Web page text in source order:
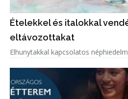
Ételekkel és italokkal
eltávozottakat
Elhunytakkal kapcsolatos